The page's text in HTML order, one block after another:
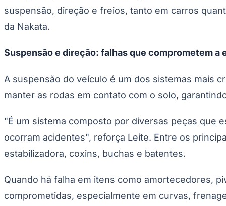
Sul-Americana
Champions League
Bundesliga
Times - Ir direto
suspensão, direção e freios, tanto em carros
da Nakata.
Suspensão e direção: falhas que comprometem
A suspensão do veículo é um dos sistemas mais
manter as rodas em contato com o solo,
"É um sistema composto por diversas peças que
ocorram acidentes", reforça Leite. Entre os
estabilizadora, coxins, buchas e batentes.
Quando há falha em itens como amortecedores,
comprometidas, especialmente em curvas,